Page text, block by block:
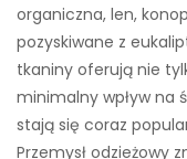
organiczna, len,
pozyskiwane z
tkaniny oferują nie
minimalny wpływ na
stają się coraz
Przemysł odzieżowy